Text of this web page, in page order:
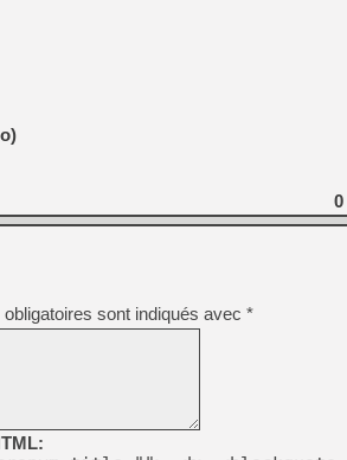
0
sont indiqués avec *